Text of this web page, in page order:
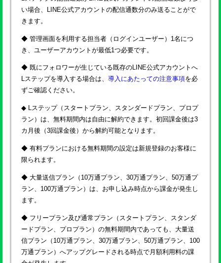
い場合、LINE公式アカウントの配信通数分のみ送ることがで
きます。
◆ 管理画面を利用する担当者（ログインユーザー）1名につ
き、ユーザーアカウントが最低1つ必要です。
◆ 既にフォロワーが生じている既存のLINE公式アカウントへ
Lステップを導入する場合は、 導入にあたっての注意事項を必
ずご確認ください。
◆ Lステップ（スタートプラン、スタンダードプラン、プロプ
ラン）は、無料期間内は自由に解約できます。初回課金後は3
カ月後（3回課金後）から解約可能となります。
◆ 有料プランにおける無料期間の設定は新規登録のお客様に
限られます。
◆ 大量送信プラン（10万通プラン、30万通プラン、50万通プ
ラン、100万通プラン）は、お申し込み時点から課金が発生し
ます。
◆ フリープラン及び通常プラン（スタートプラン、スタンダ
ードプラン、プロプラン）の無料期間内であっても、大量送
信プラン（10万通プラン、30万通プラン、50万通プラン、100
万通プラン）へアップグレードされる時点で月額利用料の課